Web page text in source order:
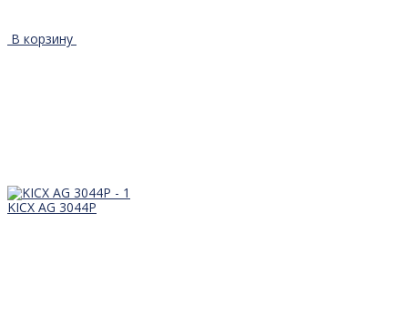
В корзину
KICX AG 3044P